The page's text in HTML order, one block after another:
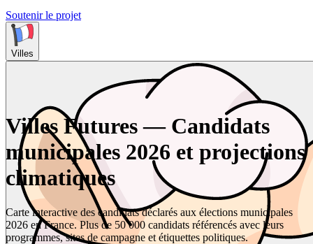
Soutenir le projet
Villes
Villes Futures — Candidats
municipales 2026 et projections
climatiques
Carte interactive des candidats déclarés aux élections municipales
2026 en France. Plus de 50 000 candidats référencés avec leurs
programmes, sites de campagne et étiquettes politiques.